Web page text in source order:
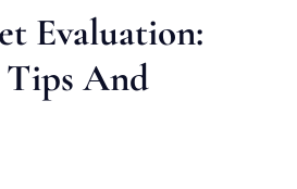
Evaluation:
Tips And